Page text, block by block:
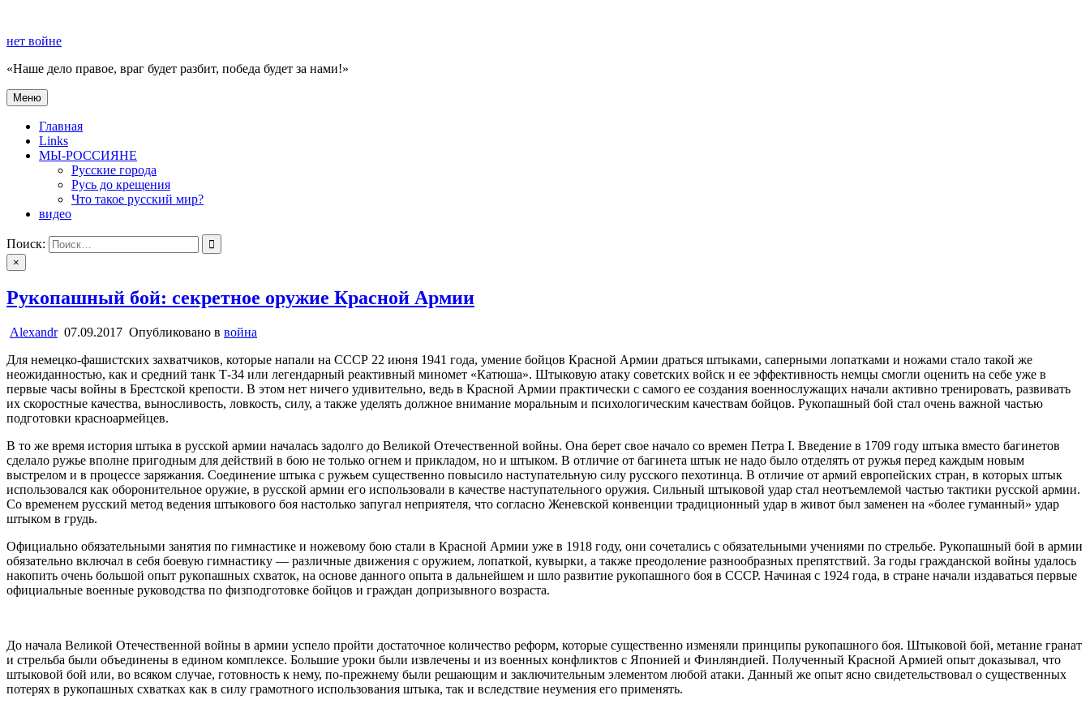
содержимому
нет войне
«Наше дело правое, враг будет разбит, победа будет за нами!»
нет войне
«Наше дело правое, враг будет разбит, победа будет за нами!»
Меню
Главная
Links
МЫ-РОССИЯНЕ
Русские города
Русь до крещения
Что такое русский мир?
видео
Поиск:
×
Рукопашный бой: секретное оружие Красной Армии
Alexandr 07.09.2017 Опубликовано в война
Для немецко-фашистских захватчиков, которые напали на СССР 22 июня 1941 года, умение бойцов Красной Армии драться штыками, саперными лопатками и ножами стало такой же
неожиданностью, как и средний танк Т-34 или легендарный реактивный миномет «Катюша». Штыковую атаку советских войск и ее эффективность немцы смогли оценить на себе уже в
первые часы войны в Брестской крепости. В этом нет ничего удивительно, ведь в Красной Армии практически с самого ее создания военнослужащих начали активно тренировать, развивать
их скоростные качества, выносливость, ловкость, силу, а также уделять должное внимание моральным и психологическим качествам бойцов. Рукопашный бой стал очень важной частью
подготовки красноармейцев.
В то же время история штыка в русской армии началась задолго до Великой Отечественной войны. Она берет свое начало со времен Петра I. Введение в 1709 году штыка вместо багинетов
сделало ружье вполне пригодным для действий в бою не только огнем и прикладом, но и штыком. В отличие от багинета штык не надо было отделять от ружья перед каждым новым
выстрелом и в процессе заряжания. Соединение штыка с ружьем существенно повысило наступательную силу русского пехотинца. В отличие от армий европейских стран, в которых штык
использовался как оборонительное оружие, в русской армии его использовали в качестве наступательного оружия. Сильный штыковой удар стал неотъемлемой частью тактики русской армии.
Со временем русский метод ведения штыкового боя настолько запугал неприятеля, что согласно Женевской конвенции традиционный удар в живот был заменен на «более гуманный» удар
штыком в грудь.
Официально обязательными занятия по гимнастике и ножевому бою стали в Красной Армии уже в 1918 году, они сочетались с обязательными учениями по стрельбе. Рукопашный бой в армии
обязательно включал в себя боевую гимнастику — различные движения с оружием, лопаткой, кувырки, а также преодоление разнообразных препятствий. За годы гражданской войны удалось
накопить очень большой опыт рукопашных схваток, на основе данного опыта в дальнейшем и шло развитие рукопашного боя в СССР. Начиная с 1924 года, в стране начали издаваться первые
официальные военные руководства по физподготовке бойцов и граждан допризывного возраста.
До начала Великой Отечественной войны в армии успело пройти достаточное количество реформ, которые существенно изменяли принципы рукопашного боя. Штыковой бой, метание гранат
и стрельба были объединены в едином комплексе. Большие уроки были извлечены и из военных конфликтов с Японией и Финляндией. Полученный Красной Армией опыт доказывал, что
штыковой бой или, во всяком случае, готовность к нему, по-прежнему были решающим и заключительным элементом любой атаки. Данный же опыт ясно свидетельствовал о существенных
потерях в рукопашных схватках как в силу грамотного использования штыка, так и вследствие неумения его применять.